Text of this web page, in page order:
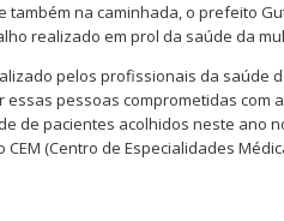
também na caminhada, o prefeito
realizado em prol da saúde da
pelos profissionais da saúde
pessoas comprometidas com
de pacientes acolhidos neste ano
(Centro de Especialidades